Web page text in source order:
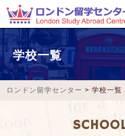
学校一覧
ロンドン留学センター >学校一覧